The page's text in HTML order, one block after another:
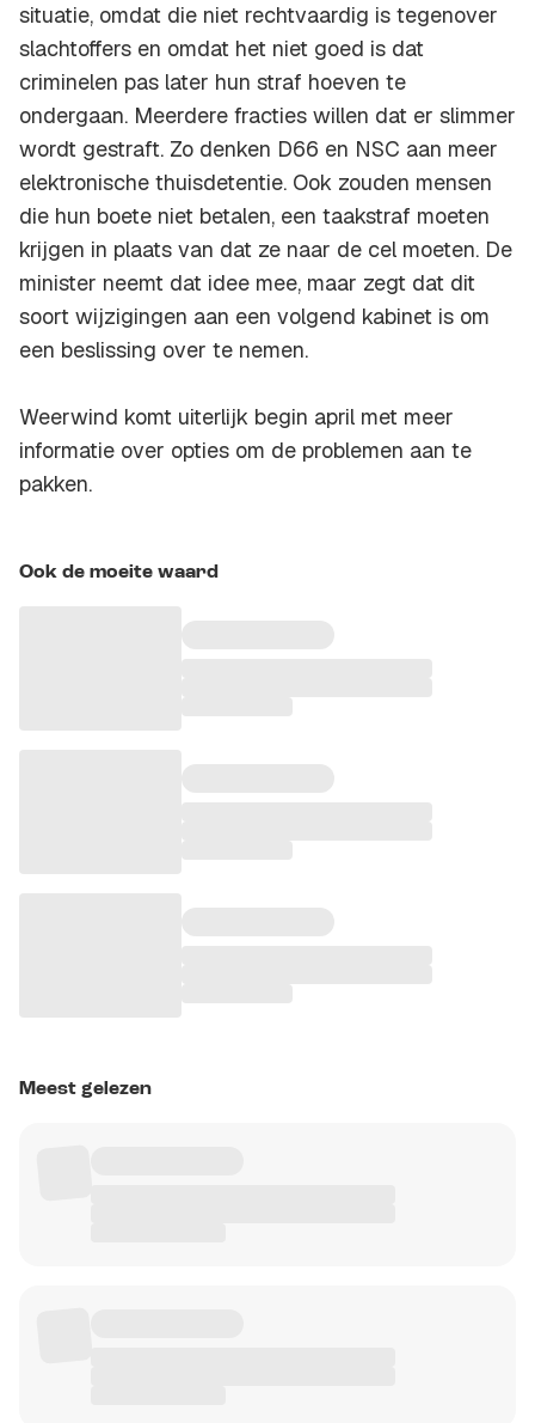
situatie, omdat die niet rechtvaardig is tegenover
slachtoffers en omdat het niet goed is dat
criminelen pas later hun straf hoeven te
ondergaan. Meerdere fracties willen dat er slimmer
wordt gestraft. Zo denken D66 en NSC aan meer
elektronische thuisdetentie. Ook zouden mensen
die hun boete niet betalen, een taakstraf moeten
krijgen in plaats van dat ze naar de cel moeten. De
minister neemt dat idee mee, maar zegt dat dit
soort wijzigingen aan een volgend kabinet is om
een beslissing over te nemen.
Weerwind komt uiterlijk begin april met meer
informatie over opties om de problemen aan te
pakken.
Ook de moeite waard
Meest gelezen